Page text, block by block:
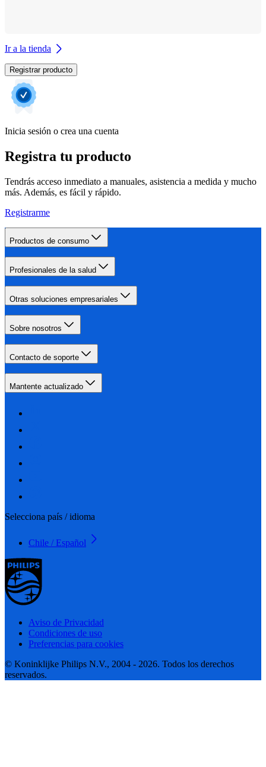
Ir a la tienda
Registrar producto
Inicia sesión o crea una cuenta
Registra tu producto
Tendrás acceso inmediato a manuales, asistencia a medida y mucho
más. Además, es fácil y rápido.
Registrarme
Productos de consumo
Profesionales de la salud
Otras soluciones empresariales
Sobre nosotros
Contacto de soporte
Mantente actualizado
Selecciona país / idioma
Chile / Español
Aviso de Privacidad
Condiciones de uso
Preferencias para cookies
© Koninklijke Philips N.V., 2004 - 2026. Todos los derechos
reservados.